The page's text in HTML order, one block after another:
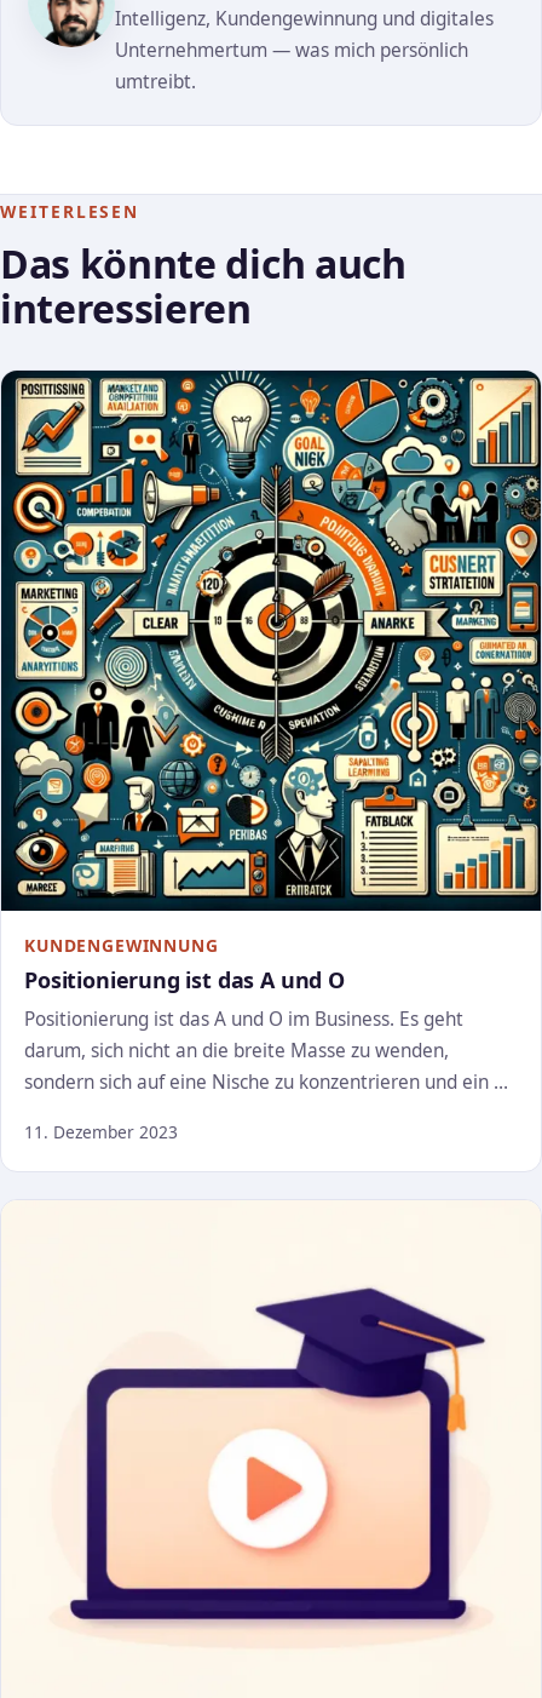
Intelligenz, Kundengewinnung und digitales
Unternehmertum — was mich persönlich
umtreibt.
WEITERLESEN
Das könnte dich auch
interessieren
KUNDENGEWINNUNG
Positionierung ist das A und O
Positionierung ist das A und O im Business. Es geht
darum, sich nicht an die breite Masse zu wenden,
sondern sich auf eine Nische zu konzentrieren und ein …
11. Dezember 2023